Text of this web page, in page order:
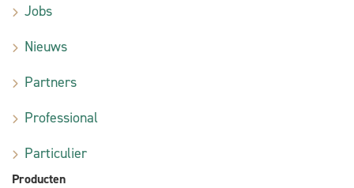
Jobs
Nieuws
Partners
Professional
Particulier
Producten